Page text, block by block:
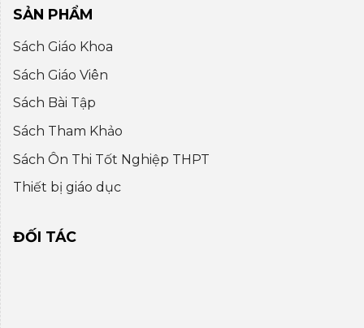
SẢN PHẨM
Sách Giáo Khoa
Sách Giáo Viên
Sách Bài Tập
Sách Tham Khảo
Sách Ôn Thi Tốt Nghiệp THPT
Thiết bị giáo dục
ĐỐI TÁC